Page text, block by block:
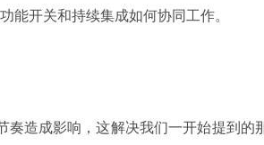
能开关和持续集成如何协同工作。
奏造成影响，这解决我们一开始提到的